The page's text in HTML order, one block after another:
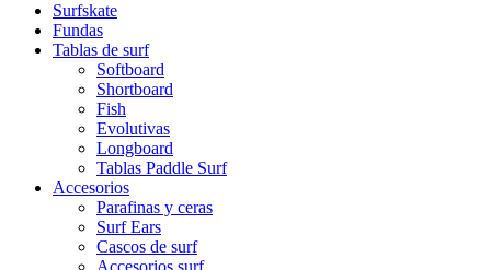
Surfskate
Fundas
Tablas de surf
Softboard
Shortboard
Fish
Evolutivas
Longboard
Tablas Paddle Surf
Accesorios
Parafinas y ceras
Surf Ears
Cascos de surf